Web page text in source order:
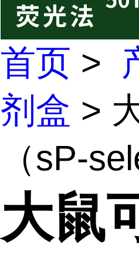
首页 >
剂盒 >
（sP-
大鼠